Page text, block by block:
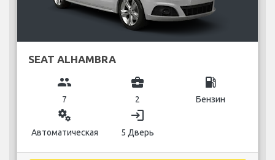
SEAT ALHAMBRA
group
7
business_center
2
local_gas_station
Бензин
miscellaneous_services
Автоматическая
login
5 Дверь